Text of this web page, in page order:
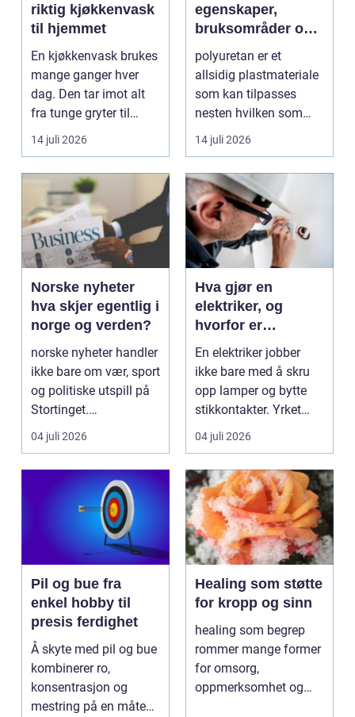
riktig kjøkkenvask
til hjemmet
En kjøkkenvask brukes
mange ganger hver
dag. Den tar imot alt
fra tunge gryter til
skarpe kniver og ...
14 juli 2026
egenskaper,
bruksområder og
fordeler i
industrien
polyuretan er et
allsidig plastmateriale
som kan tilpasses
nesten hvilken som
helst oppgave. Fra
myk...
14 juli 2026
Norske nyheter
hva skjer egentlig i
norge og verden?
norske nyheter handler
ikke bare om vær, sport
og politiske utspill på
Stortinget.
Nyhetsbildet form...
04 juli 2026
Hva gjør en
elektriker, og
hvorfor er
fagkunnskap så
viktig?
En elektriker jobber
ikke bare med å skru
opp lamper og bytte
stikkontakter. Yrket
handler om sikker...
04 juli 2026
Pil og bue fra
enkel hobby til
presis ferdighet
Å skyte med pil og bue
kombinerer ro,
konsentrasjon og
mestring på en måte
Healing som støtte
for kropp og sinn
healing som begrep
rommer mange former
for omsorg,
oppmerksomhet og